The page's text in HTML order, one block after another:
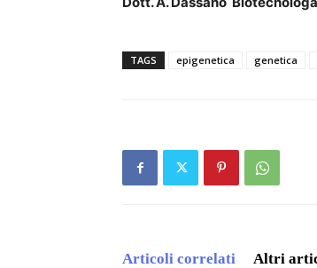
TAGS epigenetica genetica
Articoli correlati Altri